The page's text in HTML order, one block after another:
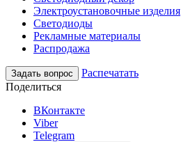
Электроустановочные изделия
Светодиоды
Рекламные материалы
Распродажа
Задать вопрос
Распечатать
Поделиться
ВКонтакте
Viber
Telegram